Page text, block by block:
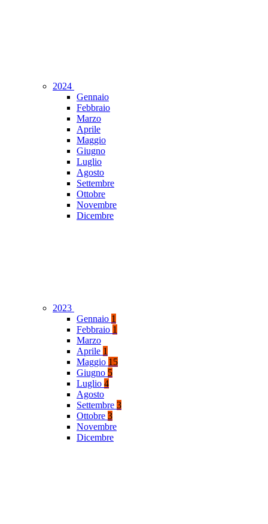
2024
Gennaio
Febbraio
Marzo
Aprile
Maggio
Giugno
Luglio
Agosto
Settembre
Ottobre
Novembre
Dicembre
2023
Gennaio 1
Febbraio 1
Marzo
Aprile 1
Maggio 15
Giugno 5
Luglio 4
Agosto
Settembre 3
Ottobre 3
Novembre
Dicembre